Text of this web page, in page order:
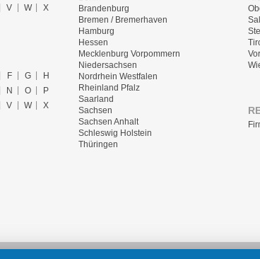
V W
X
F G
H
N O
P
V W
X
Brandenburg
Bremen / Bremerhaven
Hamburg
Hessen
Mecklenburg Vorpommern
Niedersachsen
Nordrhein Westfalen
Rheinland Pfalz
Saarland
Sachsen
Sachsen Anhalt
Schleswig Holstein
Thüringen